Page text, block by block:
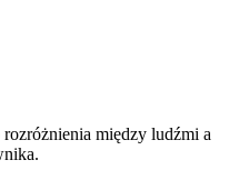
między ludźmi a